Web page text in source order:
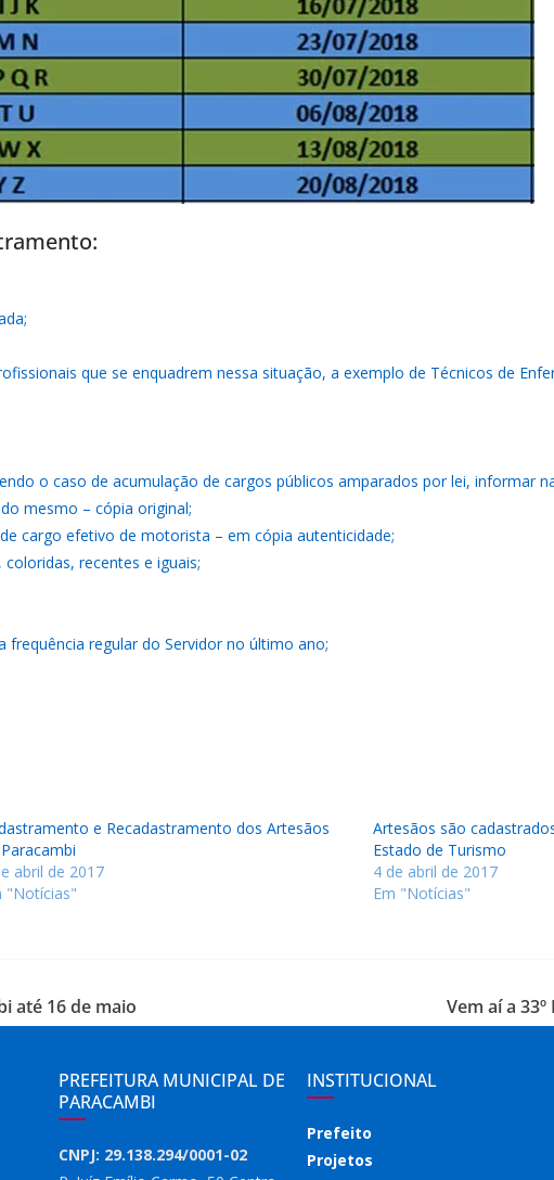
que se enquadrem nessa situação, a exemplo de Técnicos de
o caso de acumulação de cargos públicos amparados por lei, informar
mesmo – cópia original;
cargo efetivo de motorista – em cópia autenticidade;
recentes e iguais;
regular do Servidor no último ano;
e Recadastramento dos Artesãos
abril de 2017
"Notícias"
Artesãos são
Estado de Turismo
4 de abril de 2017
Em "Notícias"
até 16 de maio Vem aí a
PREFEITURA MUNICIPAL DE
PARACAMBI
CNPJ: 29.138.294/0001-02
INSTITUCIONAL
Prefeito
Projetos